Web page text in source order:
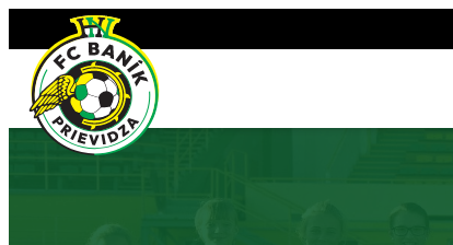
Preskočiť
na
obsah